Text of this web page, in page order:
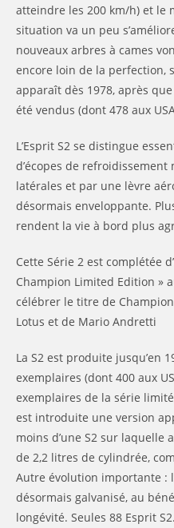
atteindre les 200 km/h) et le
situation va un peu
nouveaux arbres à cames
encore loin de la perfection,
apparaît dès 1978, après
été vendus (dont 478 aux
L’Esprit S2 se distingue
d’écopes de
latérales et par une lèvre
désormais enveloppante.
rendent la vie à bord plus
Cette Série 2 est complétée
Champion Limited Edition »
célébrer le titre de
Lotus et de Mario Andretti
La S2 est produite jusqu’en
exemplaires (dont 400 aux
exemplaires de la série
est introduite une version
moins d’une S2 sur laquelle
de 2,2 litres de cylindrée,
Autre évolution importante :
désormais galvanisé, au
longévité. Seules 88 Esprit